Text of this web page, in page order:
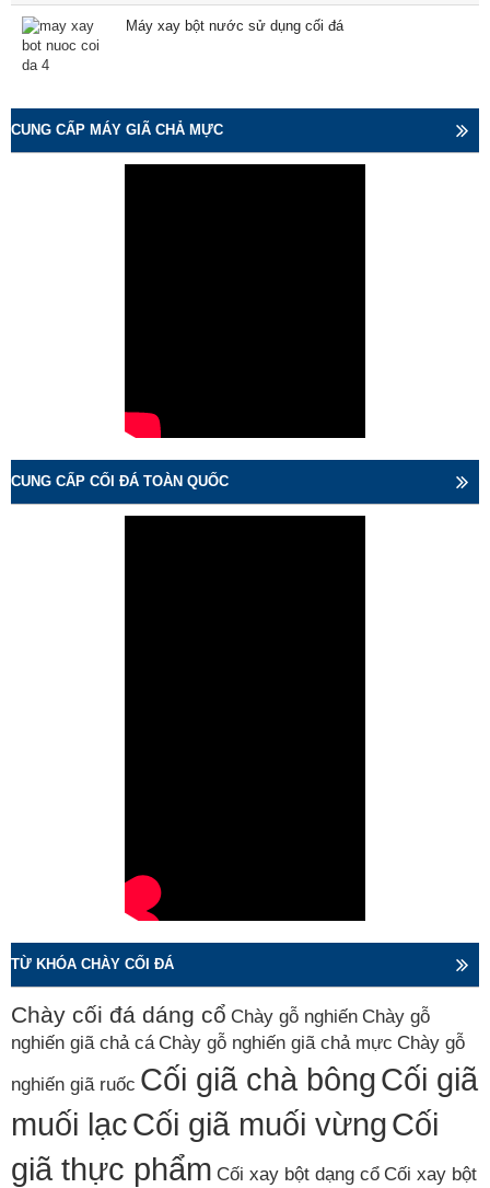
Máy xay bột nước sử dụng cối đá
CUNG CẤP MÁY GIÃ CHẢ MỰC
CUNG CẤP CỐI ĐÁ TOÀN QUỐC
TỪ KHÓA CHÀY CỐI ĐÁ
Chày cối đá dáng cổ Chày gỗ nghiến Chày gỗ
nghiến giã chả cá Chày gỗ nghiến giã chả mực Chày gỗ
nghiến giã ruốc Cối giã chà bôngCối giã
muối lạcCối giã muối vừngCối
giã thực phẩm Cối xay bột dạng cổ Cối xay bột